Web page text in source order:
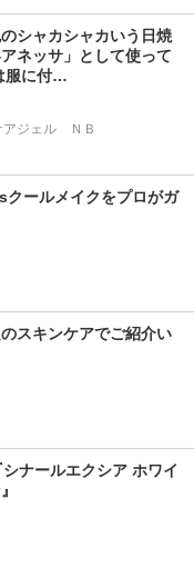
シャカシャカいう日焼
ネッサ」として使って
服に付…
ジェル　ＮＢ
クールメイクをプロがガ
スキンケアでご紹介い
ナールエクシア ホワイ